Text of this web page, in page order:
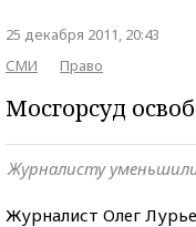
25 декабря 2011, 20:43
СМИ
Право
Мосгорсуд
Журналисту
Журналист Олег